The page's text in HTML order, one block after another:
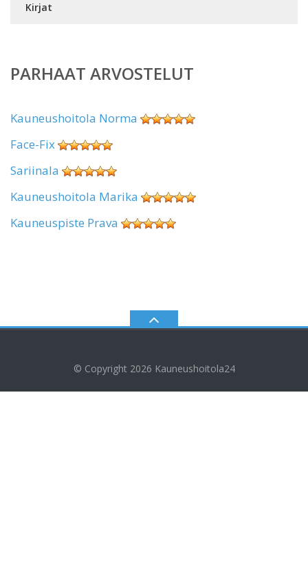
Kirjat
PARHAAT ARVOSTELUT
Kauneushoitola Norma
Face-Fix
Sariinala
Kauneushoitola Marika
Kauneuspiste Prava
© Copyright 2026 Kauneushoitola24